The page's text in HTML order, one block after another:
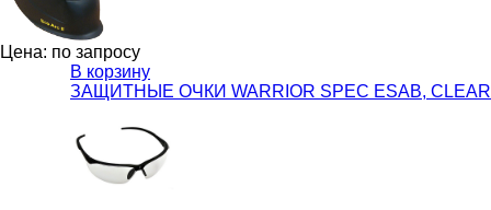
Цена: по запросу
В корзину
ЗАЩИТНЫЕ ОЧКИ WARRIOR SPEC ESAB, CLEAR